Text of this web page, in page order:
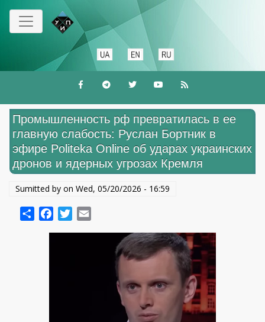
Skip
main
Промышленность рф превратилась в ее
главную слабость: Руслан Бортник в
эфире Politeka Online об ударах украинских
дронов и ядерных угрозах Кремля
Sumitted by on Wed, 05/20/2026 - 16:59
ShareFacebookTwitter